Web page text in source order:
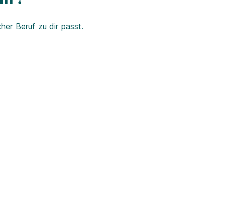
Beruf zu dir passt.